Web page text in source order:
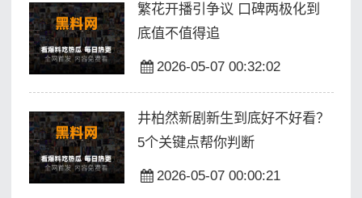
繁花开播引争议 口碑两极化到
底值不值得追
2026-05-07 00:32:02
井柏然新剧新生到底好不好看？
5个关键点帮你判断
2026-05-07 00:00:21